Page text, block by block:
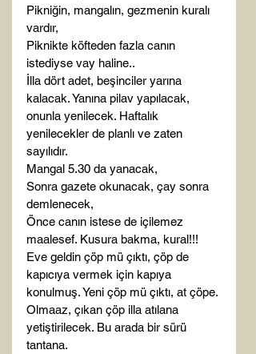
Pikniğin, mangalın, gezmenin kuralı
vardır,
Piknikte köfteden fazla canın
istediyse vay haline..
İlla dört adet, beşinciler yarına
kalacak. Yanına pilav yapılacak,
onunla yenilecek. Haftalık
yenilecekler de planlı ve zaten
sayılıdır.
Mangal 5.30 da yanacak,
Sonra gazete okunacak, çay sonra
demlenecek,
Önce canın istese de içilemez
maalesef. Kusura bakma, kural!!!
Eve geldin çöp mü çıktı, çöp de
kapıcıya vermek için kapıya
konulmuş. Yeni çöp mü çıktı, at çöpe.
Olmaaz, çıkan çöp illa atılana
yetiştirilecek. Bu arada bir sürü
tantana.